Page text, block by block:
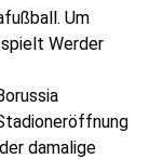
Um
Werder
damalige